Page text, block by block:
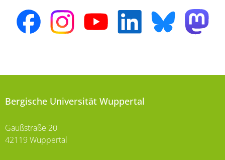
Bergische Universität Wuppertal
Gaußstraße 20
42119 Wuppertal